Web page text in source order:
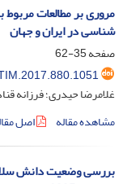
مروری بر مطالعات
شناسی در ایران و جهان
صفحه35-62
غلامرضا حیدری؛ فرزانه
مشاهده مقاله
اصل
بررسی وضعیت دانش